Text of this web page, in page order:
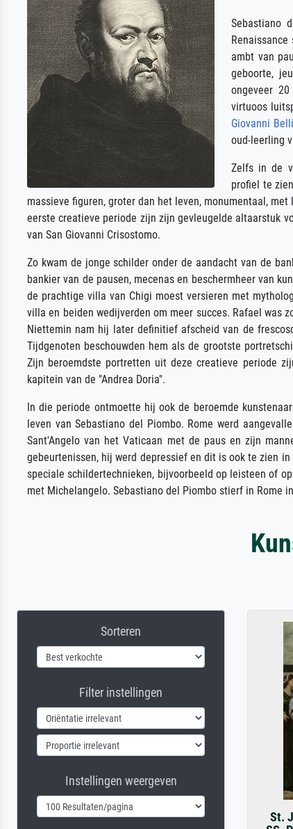
Sebastiano
ambt van
geboorte,
ongeveer
virtuoos
Giovanni
oud-leerling
Zelfs in de
profiel te
massieve figuren, groter dan het leven, monumentaal,
eerste creatieve periode zijn zijn gevleugelde altaarstuk
van San Giovanni Crisostomo.
Zo kwam de jonge schilder onder de aandacht van de
bankier van de pausen, mecenas en beschermheer van
de prachtige villa van Chigi moest versieren met
villa en beiden wedijverden om meer succes. Rafael was
Niettemin nam hij later definitief afscheid van de
Tijdgenoten beschouwden hem als de grootste
Zijn beroemdste portretten uit deze creatieve periode
kapitein van de "Andrea Doria".
In die periode ontmoette hij ook de beroemde kunstenaar
leven van Sebastiano del Piombo. Rome werd
Sant'Angelo van het Vaticaan met de paus en zijn
gebeurtenissen, hij werd depressief en dit is ook te zien
speciale schildertechnieken, bijvoorbeeld op leisteen of
met Michelangelo. Sebastiano del Piombo stierf in Rome
Sorteren
Filter instellingen
Instellingen weergeven
St.